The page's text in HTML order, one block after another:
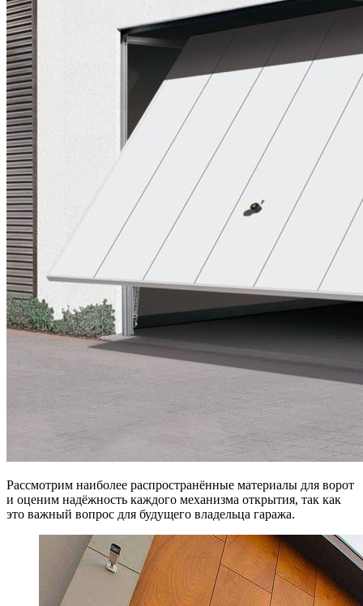
Рассмотрим наиболее распространённые материалы для ворот
и оценим надёжность каждого механизма открытия, так как
это важный вопрос для будущего владельца гаража.